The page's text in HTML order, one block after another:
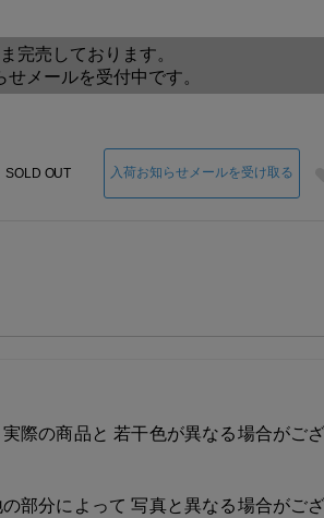
完売しております。
せメールを受付中です。
SOLD OUT 入荷お知らせメールを受け取る
際の商品と 若干色が異なる場合がご
部分によって 写真と異なる場合がご